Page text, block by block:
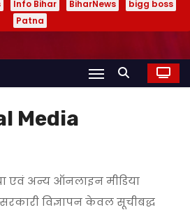
Info Bihar BiharNews
bigg boss
Patna
Media
एवं अन्य ऑनलाइन मीडिया
विज्ञापन केवल सूचीबद्ध